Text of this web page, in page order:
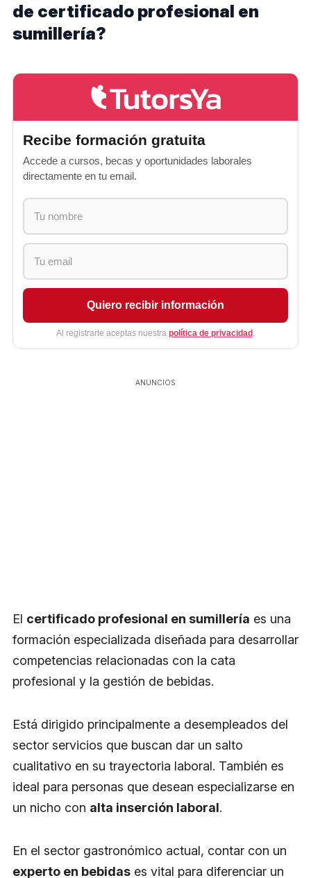
de certificado profesional en
sumillería?
Recibe formación gratuita
Accede a cursos, becas y oportunidades laborales
directamente en tu email.
Quiero recibir información
Al registrarte aceptas nuestra política de privacidad .
ANUNCIOS
El certificado profesional en sumillería es una
formación especializada diseñada para desarrollar
competencias relacionadas con la cata
profesional y la gestión de bebidas.
Está dirigido principalmente a desempleados del
sector servicios que buscan dar un salto
cualitativo en su trayectoria laboral. También es
ideal para personas que desean especializarse en
un nicho con alta inserción laboral.
En el sector gastronómico actual, contar con un
experto en bebidas es vital para diferenciar un